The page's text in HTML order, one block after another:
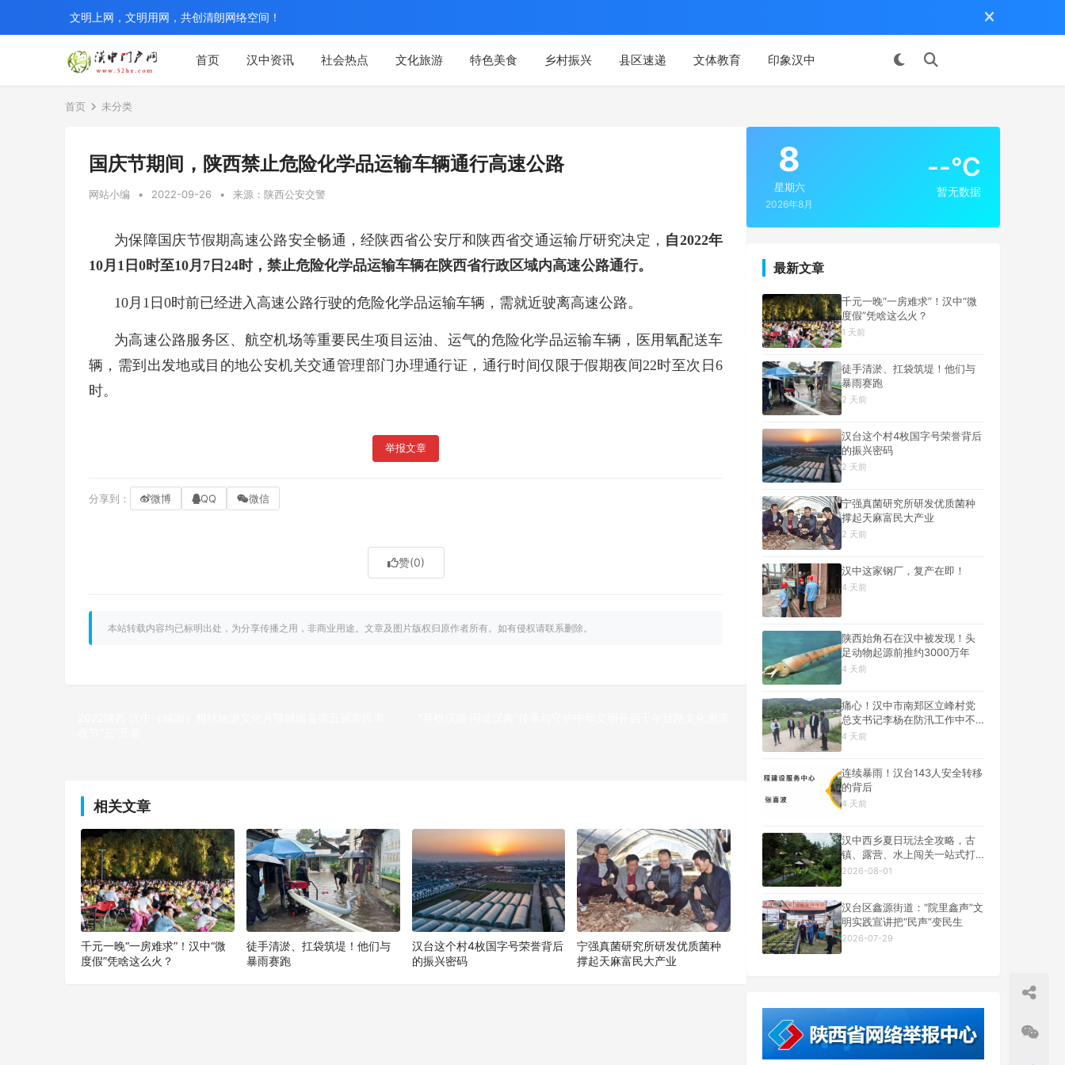
首页 汉中资讯 社会热点 文化旅游 特色美食 乡村振兴 县区速递 文体教育 印象汉中
文明上网，文明用网，共创清朗网络空间！
首页 未分类
国庆节期间，陕西禁止危险化学品运输车辆通行高速公路
网站小编 • 2022-09-26 • 来源：陕西公安交警
为保障国庆节假期高速公路安全畅通，经陕西省公安厅和陕西省交通运输厅研究决定， 自2022年
10月1日0时至10月7日24时，禁止危险化学品运输车辆在陕西省行政区域内高速公路通行。
10月1日0时前已经进入高速公路行驶的危险化学品运输车辆，需就近驶离高速公路。
为高速公路服务区、航空机场等重要民生项目运油、运气的危险化学品运输车辆，医用氧配送车
辆，需到出发地或目的地公安机关交通管理部门办理通行证，通行时间仅限于假期夜间22时至次日6
时。
举报文章
分享到： 微博 QQ 微信
赞(0)
本站转载内容均已标明出处，为分享传播之用，非商业用途。文章及图片版权归原作者所有。如有侵权请联系删除。
相关文章
千元一晚“一房难求”！汉中“微
度假”凭啥这么火？
徒手清淤、扛袋筑堤！他们与
暴雨赛跑
汉台这个村4枚国字号荣誉背后
的振兴密码
宁强真菌研究所研发优质菌种
撑起天麻富民大产业
8
星期六
2026年8月
--°C
暂无数据
最新文章
千元一晚“一房难求”！汉中“微
度假”凭啥这么火？
1 天前
徒手清淤、扛袋筑堤！他们与
暴雨赛跑
2 天前
汉台这个村4枚国字号荣誉背后
的振兴密码
2 天前
宁强真菌研究所研发优质菌种
撑起天麻富民大产业
2 天前
汉中这家钢厂，复产在即！
4 天前
陕西始角石在汉中被发现！头
足动物起源前推约3000万年
4 天前
痛心！汉中市南郑区立峰村党
总支书记李杨在防汛工作中不
幸遇难
4 天前
连续暴雨！汉台143人安全转移
的背后
4 天前
汉中西乡夏日玩法全攻略，古
镇、露营、水上闯关一站式打
卡
2026-08-01
汉台区鑫源街道：“院里鑫声”文
明实践宣讲把“民声”变民生
2026-07-29